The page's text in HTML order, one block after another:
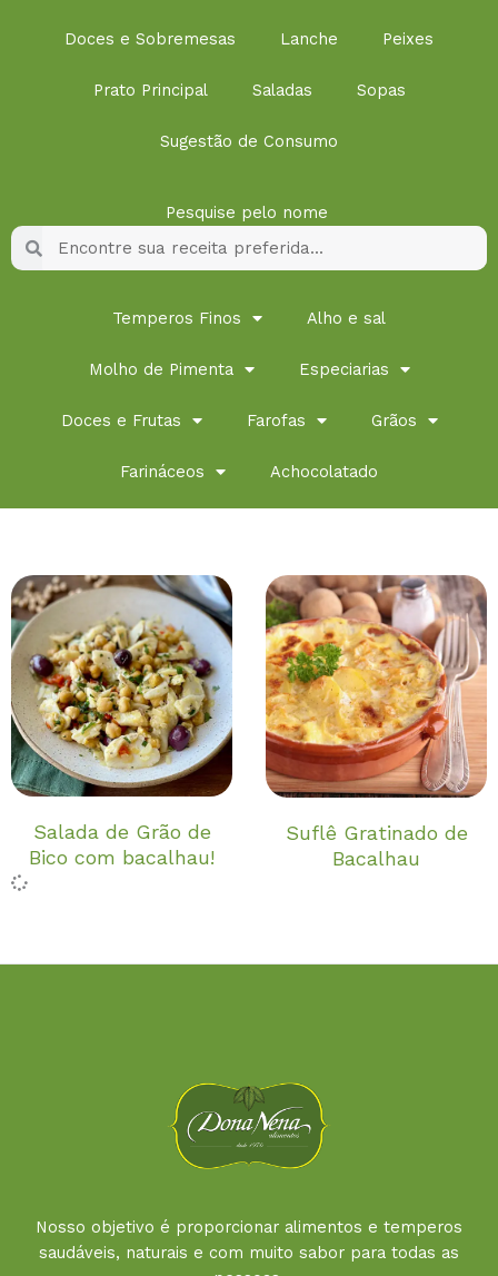
Doces e Sobremesas Lanche Peixes
Prato Principal Saladas Sopas
Sugestão de Consumo
Pesquise pelo nome
Pesquisar
Temperos Finos Alho e sal
Molho de Pimenta Especiarias
Doces e Frutas Farofas Grãos
Farináceos Achocolatado
Salada de Grão de
Bico com bacalhau!
Suflê Gratinado de
Bacalhau
Nosso objetivo é proporcionar alimentos e temperos
saudáveis, naturais e com muito sabor para todas as